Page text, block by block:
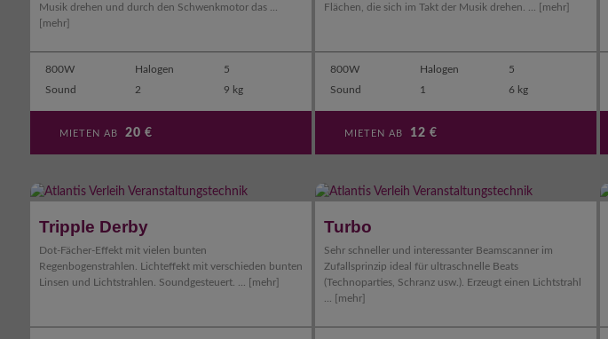
Musik drehen und durch den Schwenkmotor das ...
[mehr]
800W Halogen
5
Sound
2 9 kg
MIETEN AB20 €
Flächen, die sich im Takt der Musik drehen. ...
[mehr]
800W Halogen
5
Sound
1 6 kg
MIETEN AB 12 €
Tripple Derby
Dot-Fächer-Effekt mit vielen bunten
Regenbogenstrahlen. Lichteffekt mit verschieden bunten
Linsen und Lichtstrahlen. Soundgesteuert. ...
[mehr]
Turbo
Sehr schneller und interessanter Beamscanner im
Zufallsprinzip ideal für ultraschnelle Beats
(Technoparties, Schranz usw.). Erzeugt einen Lichtstrahl
[mehr]